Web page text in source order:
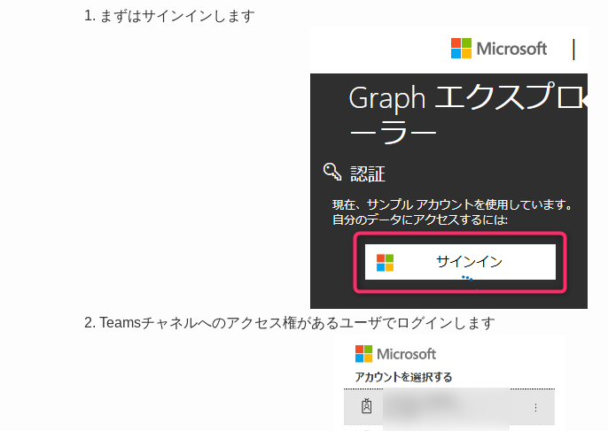
まずはサインインします
Teamsチャネルへのアクセス権があるユーザでログインします